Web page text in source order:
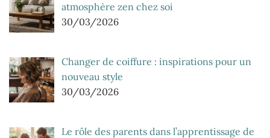
atmosphère zen chez soi
30/03/2026
Changer de coiffure : inspirations pour un
nouveau style
30/03/2026
Le rôle des parents dans l’apprentissage de